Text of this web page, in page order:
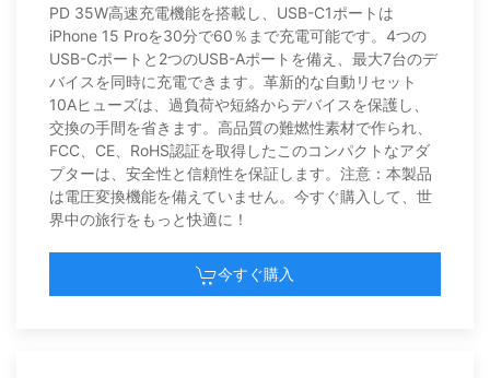
PD 35W高速充電機能を搭載し、USB-C1ポートは
iPhone 15 Proを30分で60％まで充電可能です。4つの
USB-Cポートと2つのUSB-Aポートを備え、最大7台のデ
バイスを同時に充電できます。革新的な自動リセット
10Aヒューズは、過負荷や短絡からデバイスを保護し、
交換の手間を省きます。高品質の難燃性素材で作られ、
FCC、CE、RoHS認証を取得したこのコンパクトなアダ
プターは、安全性と信頼性を保証します。注意：本製品
は電圧変換機能を備えていません。今すぐ購入して、世
界中の旅行をもっと快適に！
今すぐ購入